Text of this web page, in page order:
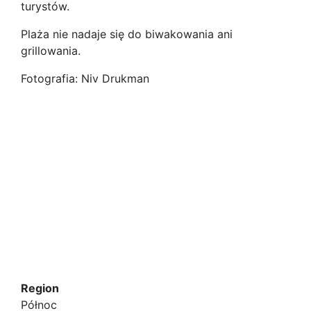
turystów.
Plaża nie nadaje się do biwakowania ani
grillowania.
Fotografia: Niv Drukman
Region
Północ